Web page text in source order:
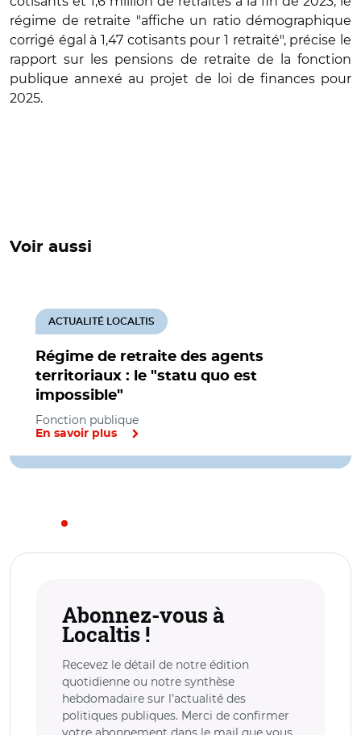
régime de retraite "affiche un ratio démographique
corrigé égal à 1,47 cotisants pour 1 retraité", précise le
rapport sur les pensions de retraite de la fonction
publique annexé au projet de loi de finances pour
2025.
Voir aussi
Régime de retraite des agents
territoriaux : le "statu quo est
impossible"
ACTUALITÉ LOCALTIS
Fonction publique
En savoir plus
Abonnez-vous à
Localtis !
Recevez le détail de notre édition
quotidienne ou notre synthèse
hebdomadaire sur l’actualité des
politiques publiques. Merci de confirmer